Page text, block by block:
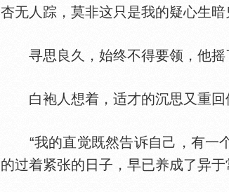
杏无人踪，莫非这只是我的疑心生暗
寻思良久，始终不得要领，他摇
白袍人想着，适才的沉思又重回
“我的直觉既然告诉自己，有一个
的过着紧张的日子，早已养成了异